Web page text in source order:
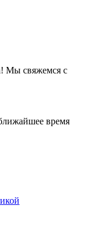
Мы свяжемся с
время